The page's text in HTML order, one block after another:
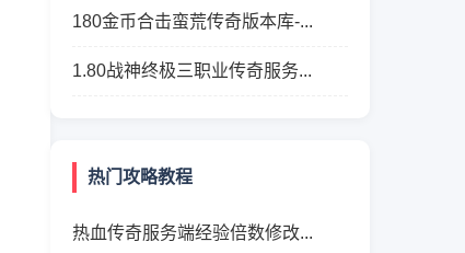
180金币合击蛮荒传奇版本库-...
1.80战神终极三职业传奇服务...
热门攻略教程
热血传奇服务端经验倍数修改...